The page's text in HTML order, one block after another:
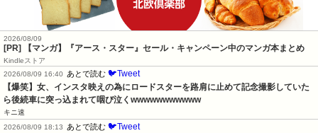
2026/08/09
[PR] 【マンガ】『アース・スター』セール・キャンペーン中のマンガ本まとめ
Kindleストア
2026/08/09 16:40
あとで読む 🐦Tweet
【爆笑】女、インスタ映えの為にロードスターを路肩に止めて記念撮影していた
ら後続車に突っ込まれて咽び泣くwwwwwwwwwww
キニ速
2026/08/09 18:13
あとで読む 🐦Tweet